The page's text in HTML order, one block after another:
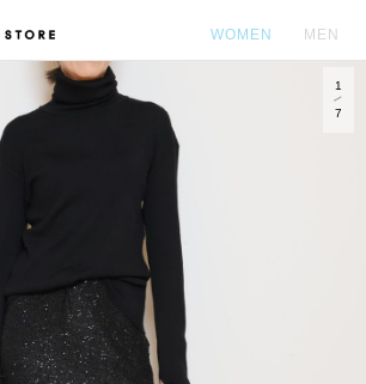
WOMEN MEN
1
7